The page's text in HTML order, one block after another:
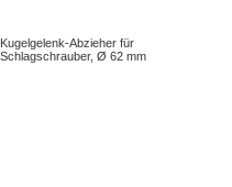
Kugelgelenk-Abzieher für
Schlagschrauber, Ø 62 mm